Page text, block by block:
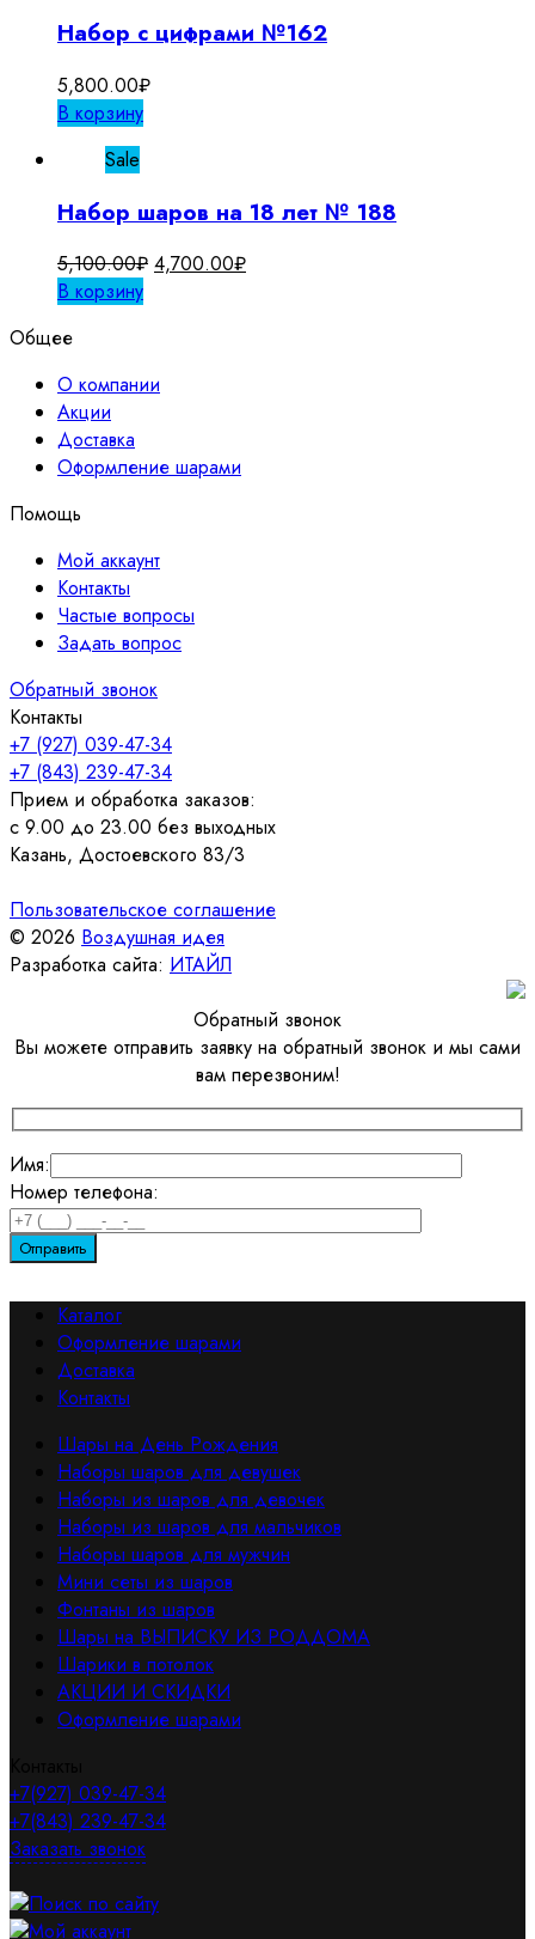
Набор с цифрами №162
5,800.00₽
В корзину
Sale
Набор шаров на 18 лет № 188
5,100.00₽ Первоначальная
4,700.00₽Текущая
В корзину
Общее
О компании
Акции
Доставка
Оформление шарами
Помощь
Мой аккаунт
Контакты
Частые вопросы
Задать вопрос
Обратный звонок
Контакты
+7 (927) 039-47-34
+7 (843) 239-47-34
Прием и обработка заказов:
с 9.00 до 23.00 без выходных
Казань, Достоевского 83/3
Пользовательское соглашение
© 2026 Воздушная идея
Разработка сайта: ИТАЙЛ
Обратный звонок
Вы можете отправить заявку на обратный звонок и мы сами
вам перезвоним!
Имя:
Номер телефона:
Каталог
Оформление шарами
Доставка
Контакты
Шары на День Рождения
Наборы шаров для девушек
Наборы из шаров для девочек
Наборы из шаров для мальчиков
Наборы шаров для мужчин
Мини сеты из шаров
Фонтаны из шаров
Шары на ВЫПИСКУ ИЗ РОДДОМА
Шарики в потолок
АКЦИИ И СКИДКИ
Оформление шарами
+7(927) 039-47-34
+7(843) 239-47-34
Заказать звонок
Поиск по сайту
Мой аккаунт